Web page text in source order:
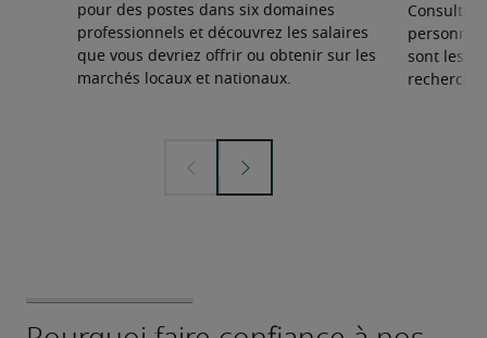
pour des postes dans six domaines
professionnels et découvrez les salaires
que vous devriez offrir ou obtenir sur les
marchés locaux et nationaux.
Consultez
personnel
sont les